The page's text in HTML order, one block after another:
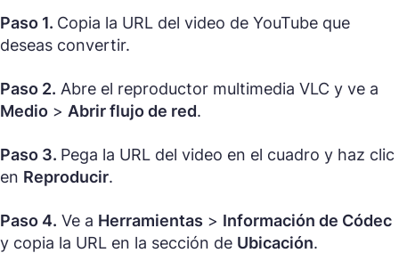
Paso 1. Copia la URL del video de YouTube que
deseas convertir.
Paso 2. Abre el reproductor multimedia VLC y ve a
Medio > Abrir flujo de red.
Paso 3. Pega la URL del video en el cuadro y haz clic
en Reproducir.
Paso 4. Ve a Herramientas > Información de Códec
y copia la URL en la sección de Ubicación.